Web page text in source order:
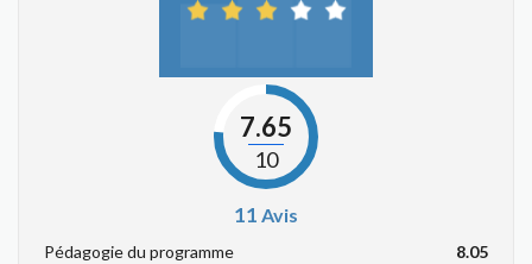
7.65
10
11 Avis
Pédagogie du programme
8.05